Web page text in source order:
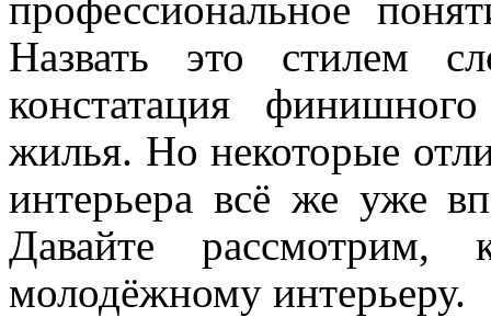
Назвать это стилем
констатация
жилья. Но некоторые
интерьера всё же уже
Давайте рассмотрим,
молодёжному интерьеру.